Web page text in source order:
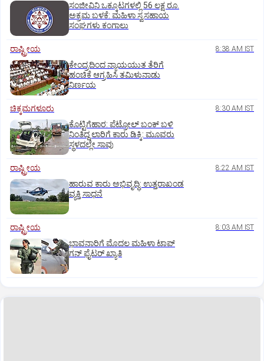
ಸಂಜೀವಿನಿ ಒಕ್ಕೂಟಗಳಲ್ಲಿ 56 ಲಕ್ಷ ರೂ.
ಅಕ್ರಮ ಬಳಕೆ: ಮಹಿಳಾ ಸ್ವಸಹಾಯ
ಸಂಘಗಳು ಕಂಗಾಲು
ರಾಷ್ಟ್ರೀಯ 8:38 AM IST
ಕೇಂದ್ರದಿಂದ ನ್ಯಾಯಯುತ ತೆರಿಗೆ
ಹಂಚಿಕೆ ಆಗ್ರಹಿಸಿ ತಮಿಳುನಾಡು
ನಿರ್ಣಯ
ಚಿಕ್ಕಮಗಳೂರು 8:30 AM IST
ಕೊಟ್ಟಿಗೆಹಾರ: ಪೆಟ್ರೋಲ್ ಬಂಕ್ ಬಳಿ
ನಿಂತಿದ್ದ ಲಾರಿಗೆ ಕಾರು ಡಿಕ್ಕಿ: ಮೂವರು
ಸ್ಥಳದಲ್ಲೇ ಸಾವು
ರಾಷ್ಟ್ರೀಯ 8:22 AM IST
ಹಾರುವ ಕಾರು ಅಭಿವೃದ್ಧಿ: ಉತ್ತರಾಖಂಡ
ವ್ಯಕ್ತಿ ಸಾಧನೆ
ರಾಷ್ಟ್ರೀಯ 8:03 AM IST
ಭಾವನಾರಿಗೆ ಮೊದಲ ಮಹಿಳಾ ಟಾಪ್‌
ಗನ್‌ ಫೈಟರ್‌ ಖ್ಯಾತಿ